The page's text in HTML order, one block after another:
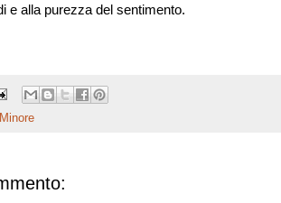
e alla purezza del sentimento.